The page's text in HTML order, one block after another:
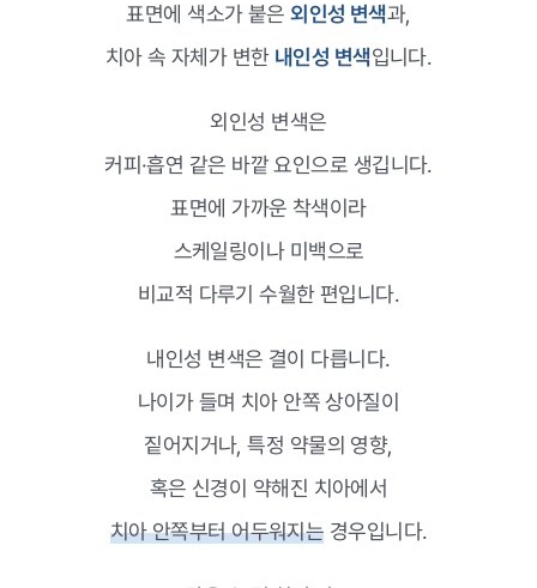
표면에 색소가 붙은외인성 변색과,
치아 속 자체가 변한 내인성 변색입니다.
외인성 변색은
커피·흡연 같은 바깥 요인으로 생깁니다.
표면에 가까운 착색이라
스케일링이나 미백으로
비교적 다루기 수월한 편입니다.
내인성 변색은 결이 다릅니다.
나이가 들며 치아 안쪽 상아질이
짙어지거나, 특정 약물의 영향,
혹은 신경이 약해진 치아에서
치아 안쪽부터 어두워지는 경우입니다.